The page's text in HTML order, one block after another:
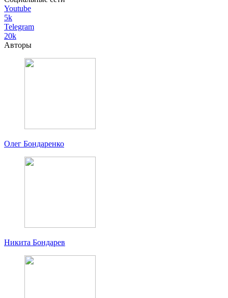
Youtube
5k
Telegram
20k
Авторы
Олег Бондаренко
Никита Бондарев